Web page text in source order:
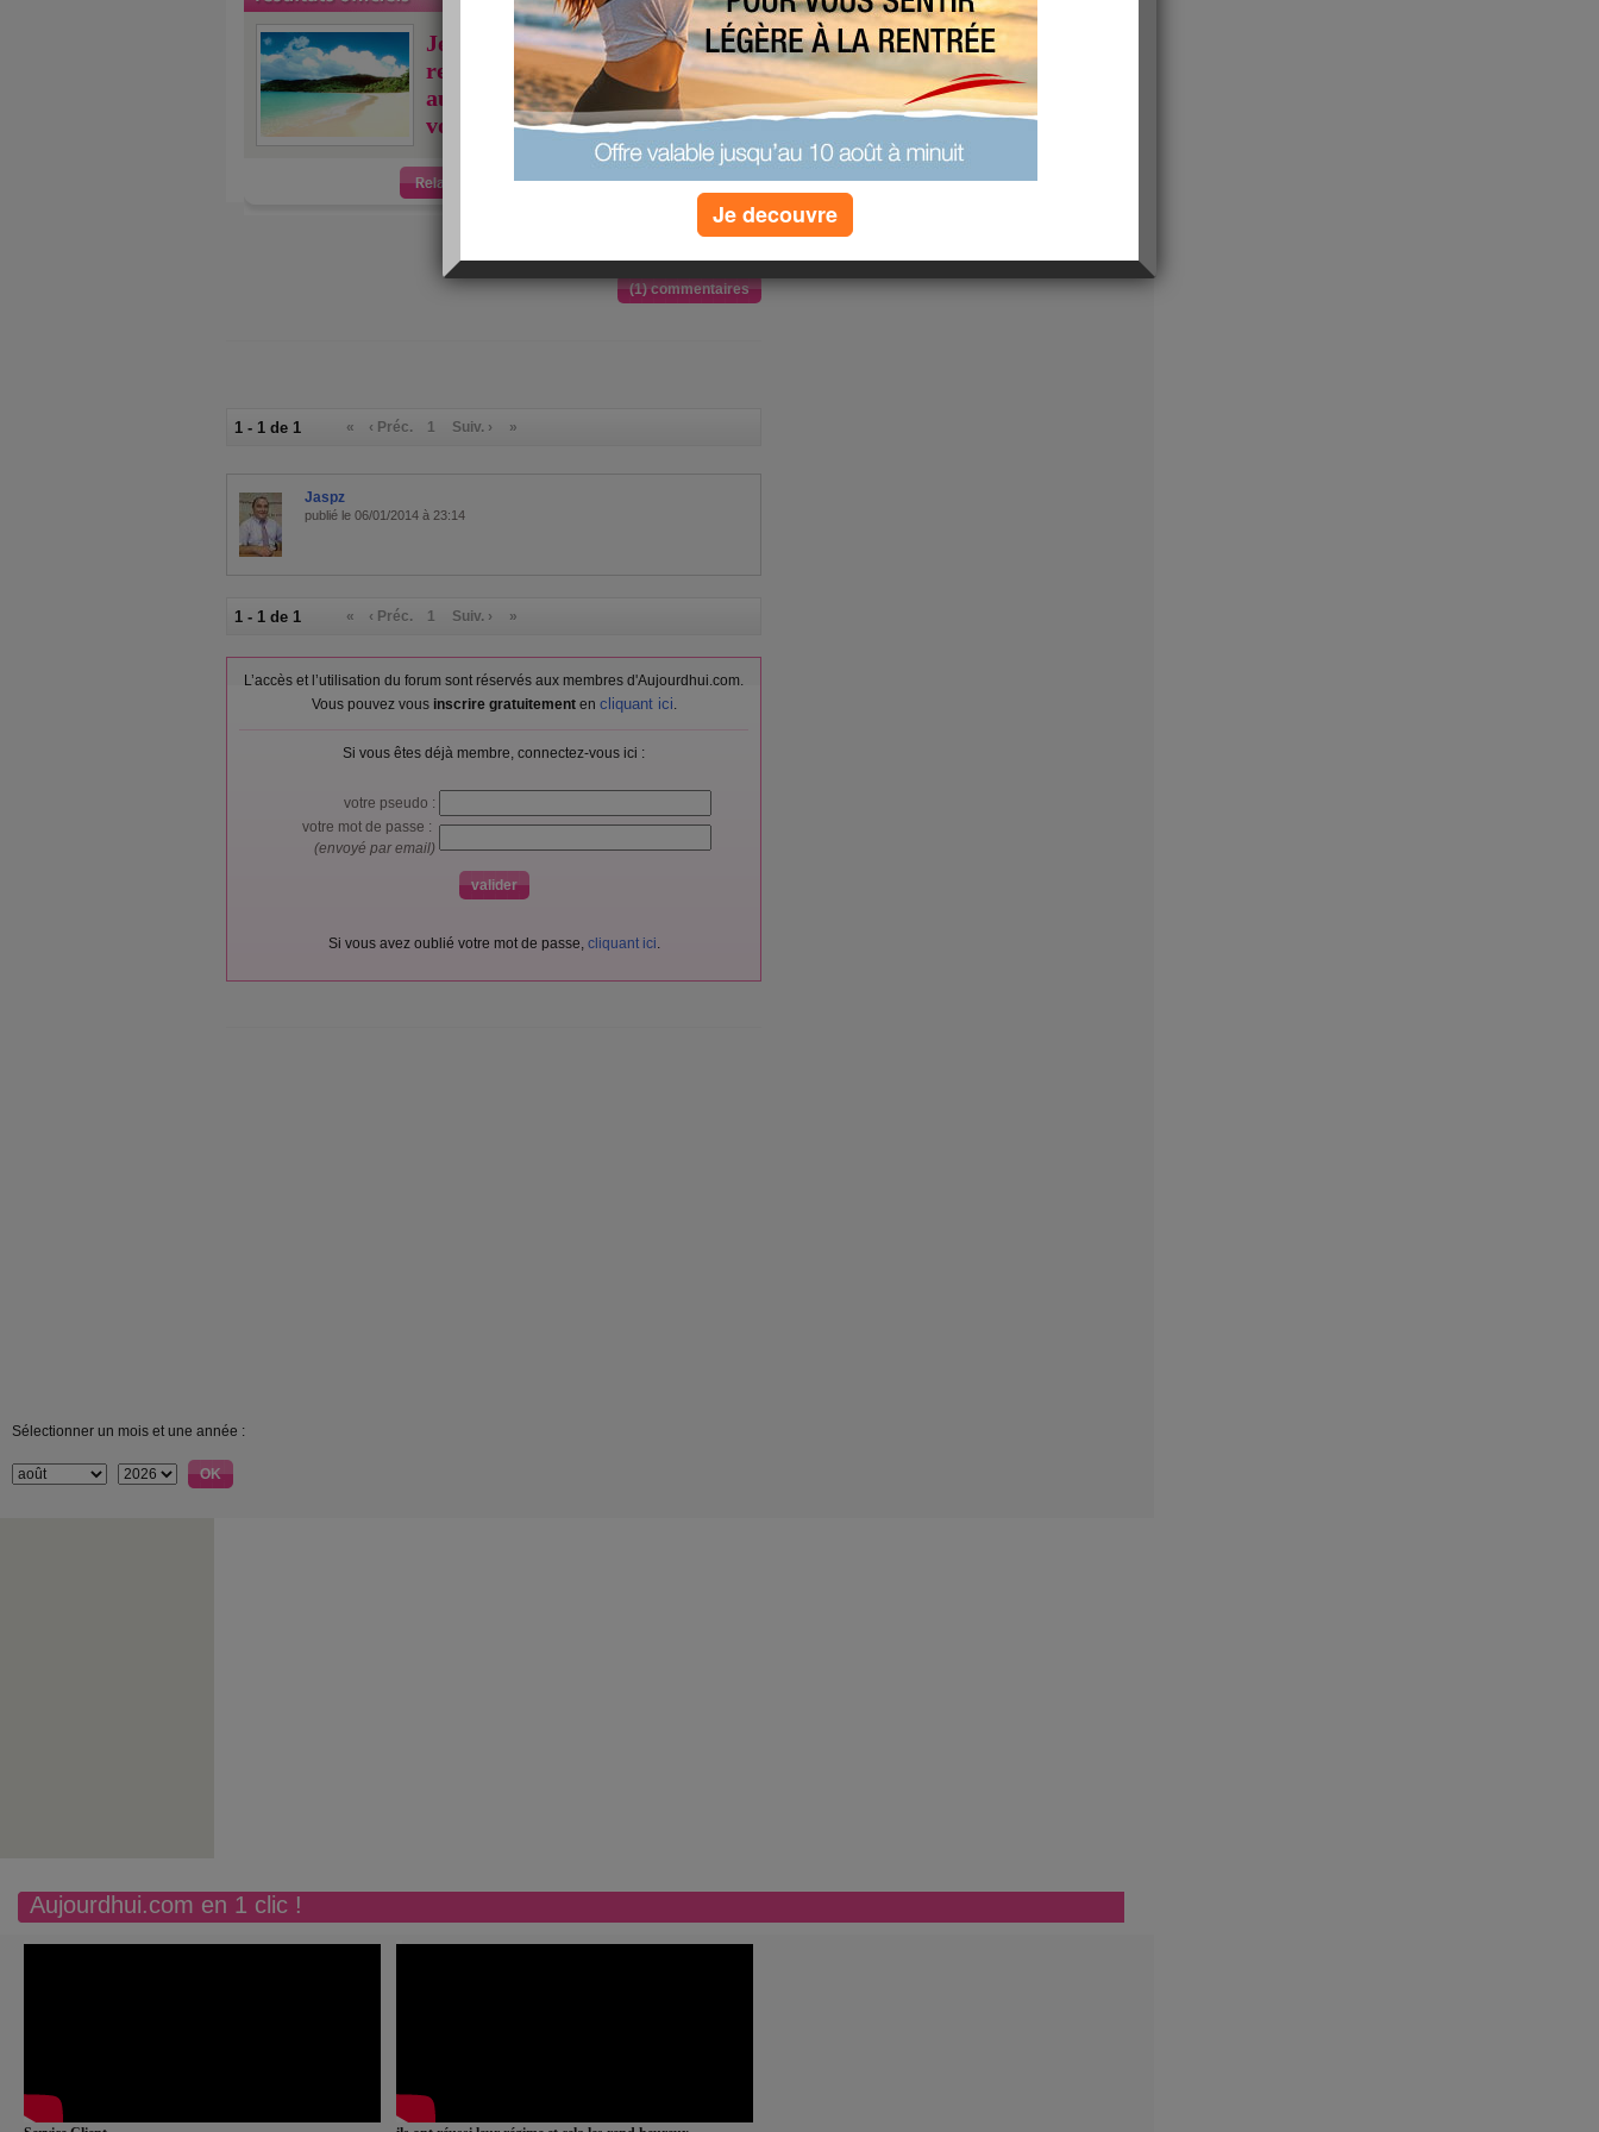
Je viens juste de me
relaxer 2 minutes sur
aujourdhui.com, et
vous ?
(1) commentaires
1 - 1 de 1 « ‹ Préc. 1 Suiv. › »
Jaspz
publié le 06/01/2014 à 23:14
1 - 1 de 1 « ‹ Préc. 1 Suiv. › »
L’accès et l’utilisation du forum sont réservés aux membres d'Aujourdhui.com.
Vous pouvez vous inscrire gratuitementen cliquant ici.
Si vous êtes déjà membre, connectez-vous ici :
votre pseudo :
votre mot de passe :
(envoyé par email)
Si vous avez oublié votre mot de passe, cliquant ici.
Sélectionner un mois et une année :
Aujourdhui.com en 1 clic !
Je decouvre